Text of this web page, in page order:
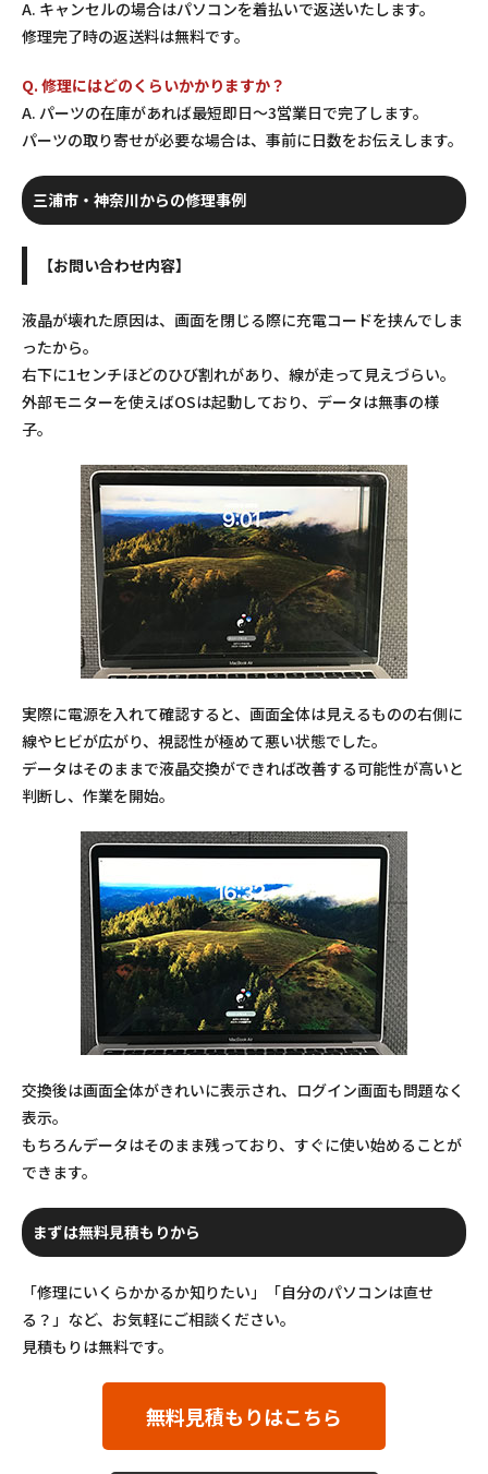
A. キャンセルの場合はパソコンを着払いで返送いたします。
修理完了時の返送料は無料です。
Q. 修理にはどのくらいかかりますか？
A. パーツの在庫があれば最短即日〜3営業日で完了します。
パーツの取り寄せが必要な場合は、事前に日数をお伝えします。
三浦市・神奈川からの修理事例
【お問い合わせ内容】
液晶が壊れた原因は、画面を閉じる際に充電コードを挟んでしま
ったから。
右下に1センチほどのひび割れがあり、線が走って見えづらい。
外部モニターを使えばOSは起動しており、データは無事の様
子。
実際に電源を入れて確認すると、画面全体は見えるものの右側に
線やヒビが広がり、視認性が極めて悪い状態でした。
データはそのままで液晶交換ができれば改善する可能性が高いと
判断し、作業を開始。
交換後は画面全体がきれいに表示され、ログイン画面も問題なく
表示。
もちろんデータはそのまま残っており、すぐに使い始めることが
できます。
まずは無料見積もりから
「修理にいくらかかるか知りたい」「自分のパソコンは直せ
る？」など、お気軽にご相談ください。
見積もりは無料です。
無料見積もりはこちら